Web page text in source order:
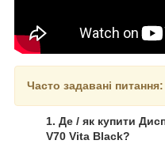
Часто задавані питання:
1. Де / як купити
V70 Vita Black?